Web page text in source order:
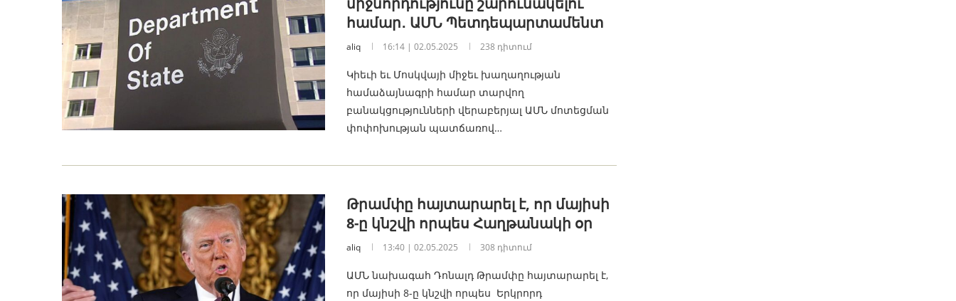
համար․ ԱՄՆ Պետդեպարտամենտ
aliq 16:14 | 02.05.2025 238 դիտում
Կիեւի եւ Մոսկվայի միջեւ խաղաղության
համաձայնագրի համար տարվող
բանակցությունների վերաբերյալ ԱՄՆ մոտեցման
փոփոխության պատճառով…
Թրամփը հայտարարել է, որ մայիսի
8-ը կնշվի որպես Հաղթանակի օր
aliq 13:40 | 02.05.2025 308 դիտում
ԱՄՆ նախագահ Դոնալդ Թրամփը հայտարարել է,
որ մայիսի 8-ը կնշվի որպես Երկրորդ